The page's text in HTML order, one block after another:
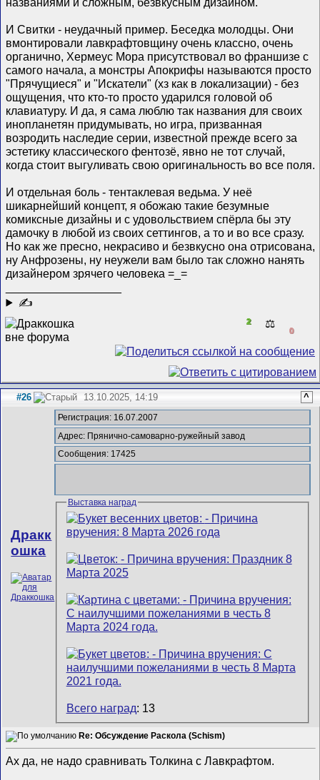
И Свитки - неудачный пример. Беседка молодцы. Они
вмонтировали лавкрафтовщину очень классно, очень
органично, Хермеус Мора присутствовал во франшизе с
самого начала, а монстры Апокрифы называются просто
"Прячущиеся" и "Искатели" (хз как в локализации) - без
ощущения, что кто-то просто ударился головой об
клавиатуру. И да, я сама люблю так названия для своих
инопланетян придумывать, но игра, призванная
возродить наследие серии, известной прежде всего за
эстетику классического фентозё, явно не тот случай,
когда стоит выгуливать свою оригинальность во все поля.
И отдельная боль - тентаклевая ведьма. У неё
шикарнейший концепт, я обожаю такие безумные
комиксные дизайны и с удовольствием спёрла бы эту
дамочку в любой из своих сеттингов, а то и во все сразу.
Но как же пресно, некрасиво и безвкусно она отрисована,
ну Анфрозены, ну неужели вам было так сложно нанять
дизайнером зрячего человека =_=
✍
2 ⚖️
0
#26 13.10.2025, 14:19 ^
Дракк
ошка
Регистрация: 16.07.2007
Адрес: Прянично-самоварно-ружейный завод
Сообщения: 17425
Выставка наград
Всего наград: 13
Re: Обсуждение Раскола (Schism)
Ах да, не надо сравнивать Толкина с Лавкрафтом.